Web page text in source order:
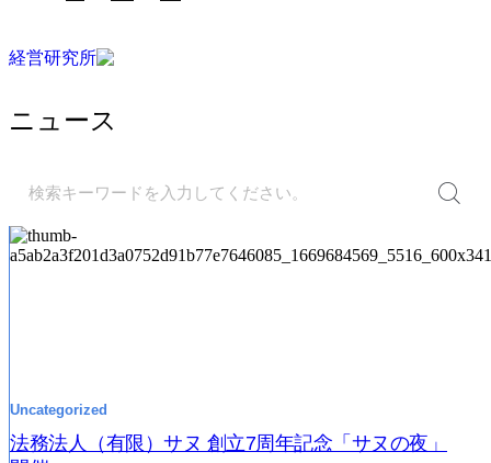
経営研究所
ニュース
Uncategorized
法務法人（有限）サヌ 創立7周年記念「サヌの夜」